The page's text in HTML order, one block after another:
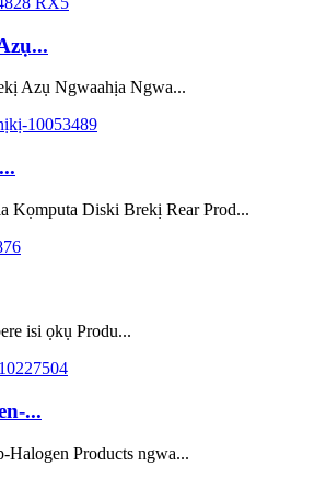
Azụ Ngwaahịa Ngwa...
Kọmputa Diski Brekị Rear Prod...
isi ọkụ Produ...
...
Halogen Products ngwa...